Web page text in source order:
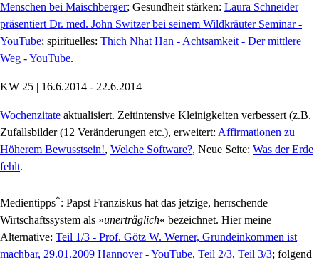
Menschen bei Maischberger; Gesundheit stärken: Laura Schneider
präsentiert Dr. med. John Switzer bei seinem Wildkräuter Seminar -
YouTube; spirituelles: Thich Nhat Han - Achtsamkeit - Der mittlere
Weg - YouTube.
KW 25 | 16.6.2014 - 22.6.2014
Wochenzitate aktualisiert. Zeitintensive Kleinigkeiten verbessert (z.B.
Zufallsbilder (12 Veränderungen etc.), erweitert: Affirmationen zu
Höherem Bewusstsein!, Welche Software?, Neue Seite: Was der Erde
fehlt.
Medientipps*: Papst Franziskus hat das jetzige, herrschende
Wirtschaftssystem als »unerträglich« bezeichnet. Hier meine
Alternative: Teil 1/3 - Prof. Götz W. Werner, Grundeinkommen ist
machbar, 29.01.2009 Hannover - YouTube, Teil 2/3, Teil 3/3; folgend